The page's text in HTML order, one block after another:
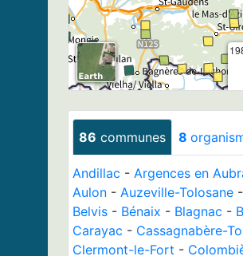
86 communes 8
Andillac - Argences en
Aulon - Auzeville-Tolosane -
Belvis - Bénaix - Blagnac -
Carayac - Cassagnabère-
Clermont-le-Fort -